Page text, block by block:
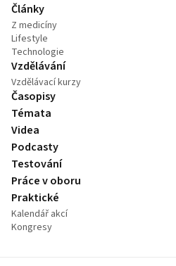
Články
Z medicíny
Lifestyle
Technologie
Vzdělávání
Vzdělávací kurzy
Časopisy
Témata
Videa
Podcasty
Testování
Práce v oboru
Praktické
Kalendář akcí
Kongresy